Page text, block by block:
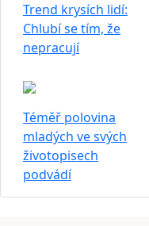
Trend krysích lidí:
Chlubí se tím, že
nepracují
Téměř polovina
mladých ve svých
životopisech
podvádí